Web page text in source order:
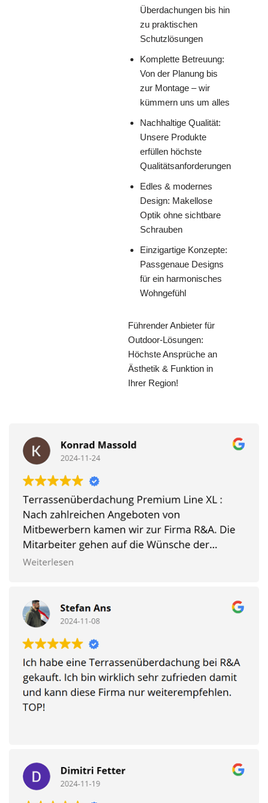
Überdachungen bis hin
zu praktischen
Schutzlösungen
Komplette Betreuung:
Von der Planung bis
zur Montage – wir
kümmern uns um alles
Nachhaltige Qualität:
Unsere Produkte
erfüllen höchste
Qualitätsanforderungen
Edles & modernes
Design: Makellose
Optik ohne sichtbare
Schrauben
Einzigartige Konzepte:
Passgenaue Designs
für ein harmonisches
Wohngefühl
Führender Anbieter für
Outdoor-Lösungen:
Höchste Ansprüche an
Ästhetik & Funktion in
Ihrer Region!